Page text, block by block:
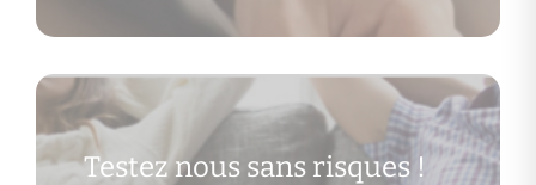
Testez nous sans risques !